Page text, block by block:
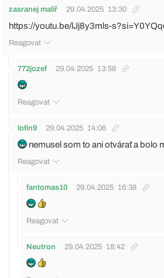
zasranej malíř 29.04.2025 13:30
https://youtu.be/lJj8y3mls-
Reagovat
772jozef 29.04.2025 13:58
Reagovat
lofin9 29.04.2025 14:06
nemusel som to ani otvárať a bolo
Reagovat
fantomas10 29.04.2025 16:38
Reagovat
Neutron 29.04.2025 18:42